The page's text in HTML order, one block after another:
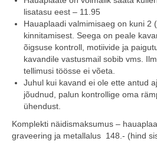
lisatasu eest – 11.95
Hauaplaadi valmimisaeg on kuni 2
kinnitamisest. Seega on peale
õigsuse kontroll, motiivide ja
kavandile vastusmail sobib vms.
tellimusi töösse ei võeta.
Juhul kui kavand ei ole ette antud
jõudnud, palun kontrollige oma
ühendust.
Komplekti näidismaksumus –
graveering ja metallalus 148.- (hind